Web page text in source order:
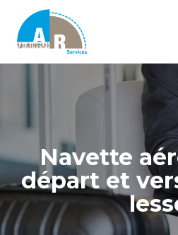
Navette
départ et